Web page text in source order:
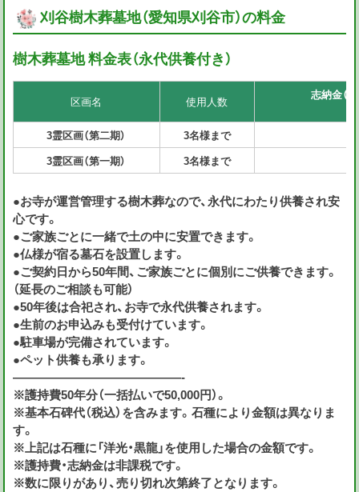
刈谷樹木葬墓地（愛知県刈谷市）の料金
樹木葬墓地 料金表（永代供養付き）
区画名 使用人数
志納金（
3霊区画（第二期）
3名様まで
3霊区画（第一期）
3名様まで
●お寺が運営管理する樹木葬なので、永代にわたり供養され安
心です。
●ご家族ごとに一緒で土の中に安置できます。
●仏様が宿る墓石を設置します。
●ご契約日から50年間、ご家族ごとに個別にご供養できます。
（延長のご相談も可能）
●50年後は合祀され、お寺で永代供養されます。
●生前のお申込みも受付けています。
●駐車場が完備されています。
●ペット供養も承ります。
——————————————-
※護持費50年分（一括払いで50,000円）。
※基本石碑代（税込）を含みます。石種により金額は異なりま
す。
※上記は石種に「洋光・黒龍」を使用した場合の金額です。
※護持費・志納金は非課税です。
※数に限りがあり、売り切れ次第終了となります。